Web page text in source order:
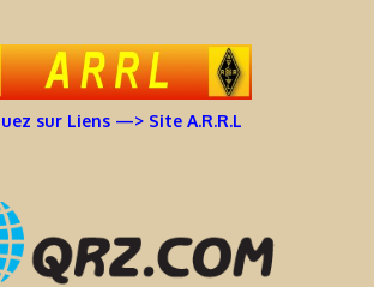
sur Liens —> Site A.R.R.L